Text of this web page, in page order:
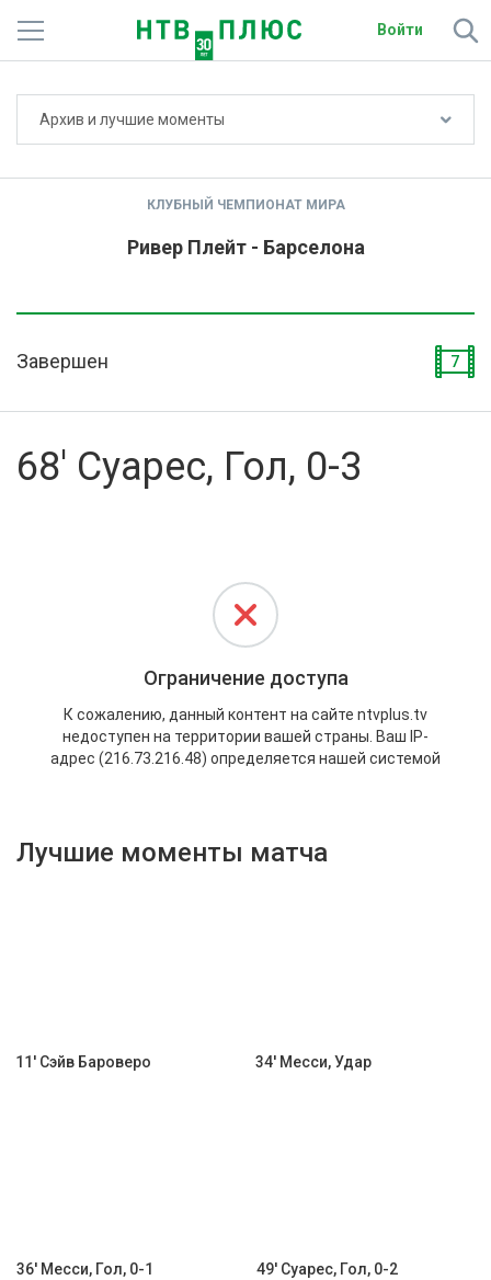
Войти
О сайте
Архив и лучшие моменты
КЛУБНЫЙ ЧЕМПИОНАТ МИРА
Ривер Плейт - Барселона
Завершен 7
68' Суарес, Гол, 0-3
Лучшие моменты матча
11' Сэйв Бароверо 34' Месси, Удар
36' Месси, Гол, 0-1 49' Суарес, Гол, 0-2